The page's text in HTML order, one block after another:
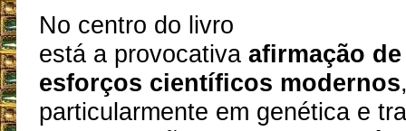
No centro do livro
está a provocativaafirmação de
esforços científicos modernos
particularmente em genética e